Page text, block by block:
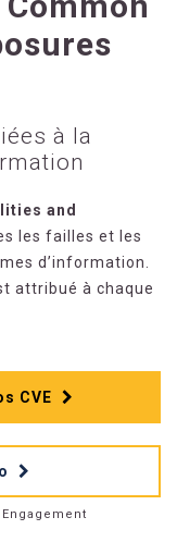
à la
and
les failles et les
d’information.
attribué à chaque
CVE
Engagement